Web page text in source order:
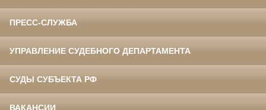
ПРЕСС-СЛУЖБА
УПРАВЛЕНИЕ СУДЕБНОГО ДЕПАРТАМЕНТА
СУДЫ СУБЪЕКТА РФ
ВАКАНСИИ